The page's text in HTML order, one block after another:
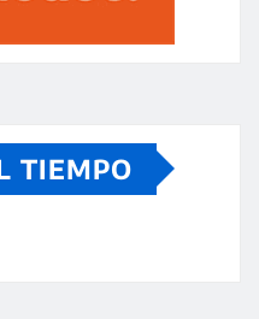
TIEMPO